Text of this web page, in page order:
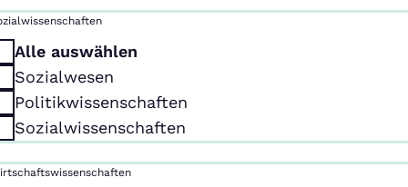
Alle auswählen
Sozialwesen
Politikwissenschaften
Sozialwissenschaften